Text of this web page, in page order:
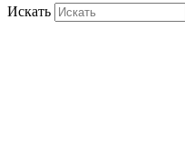
Искать